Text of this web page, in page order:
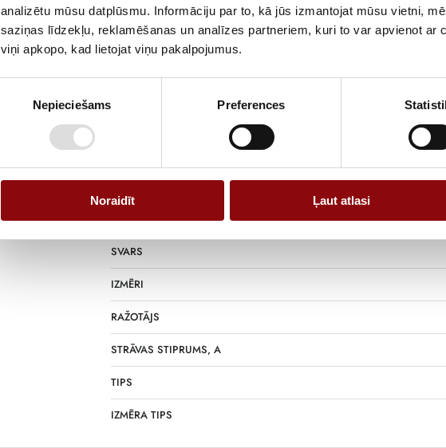
analizētu mūsu datplūsmu. Informāciju par to, kā jūs izmantojat mūsu vietni,
saziņas līdzekļu, reklamēšanas un analīzes partneriem, kuri to var apvienot ar
viņi apkopo, kad lietojat viņu pakalpojumus.
Nepieciešams Preferences
Noraidīt Ļaut atlasi
Informācija
SVARS
IZMĒRI
RAŽOTĀJS
STRĀVAS STIPRUMS, A
TIPS
IZMĒRA TIPS